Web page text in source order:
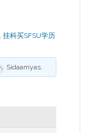
, 挂科买SFSU学历
Sidaamyas.